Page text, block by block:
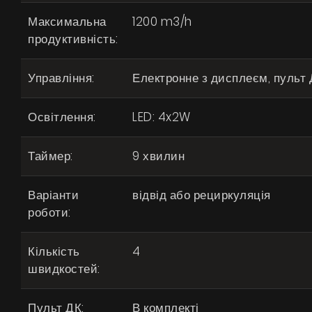
Максимальна
продуктивність:
1200 m3/h
Управління: Електронне з дисплеєм, пульт
Освітлення: LED: 4x2W
Таймер: 9 хвилин
Варіанти
роботи:
відвід або рециркуляція
Кількість
швидкостей:
4
Пульт ДК: В комплекті